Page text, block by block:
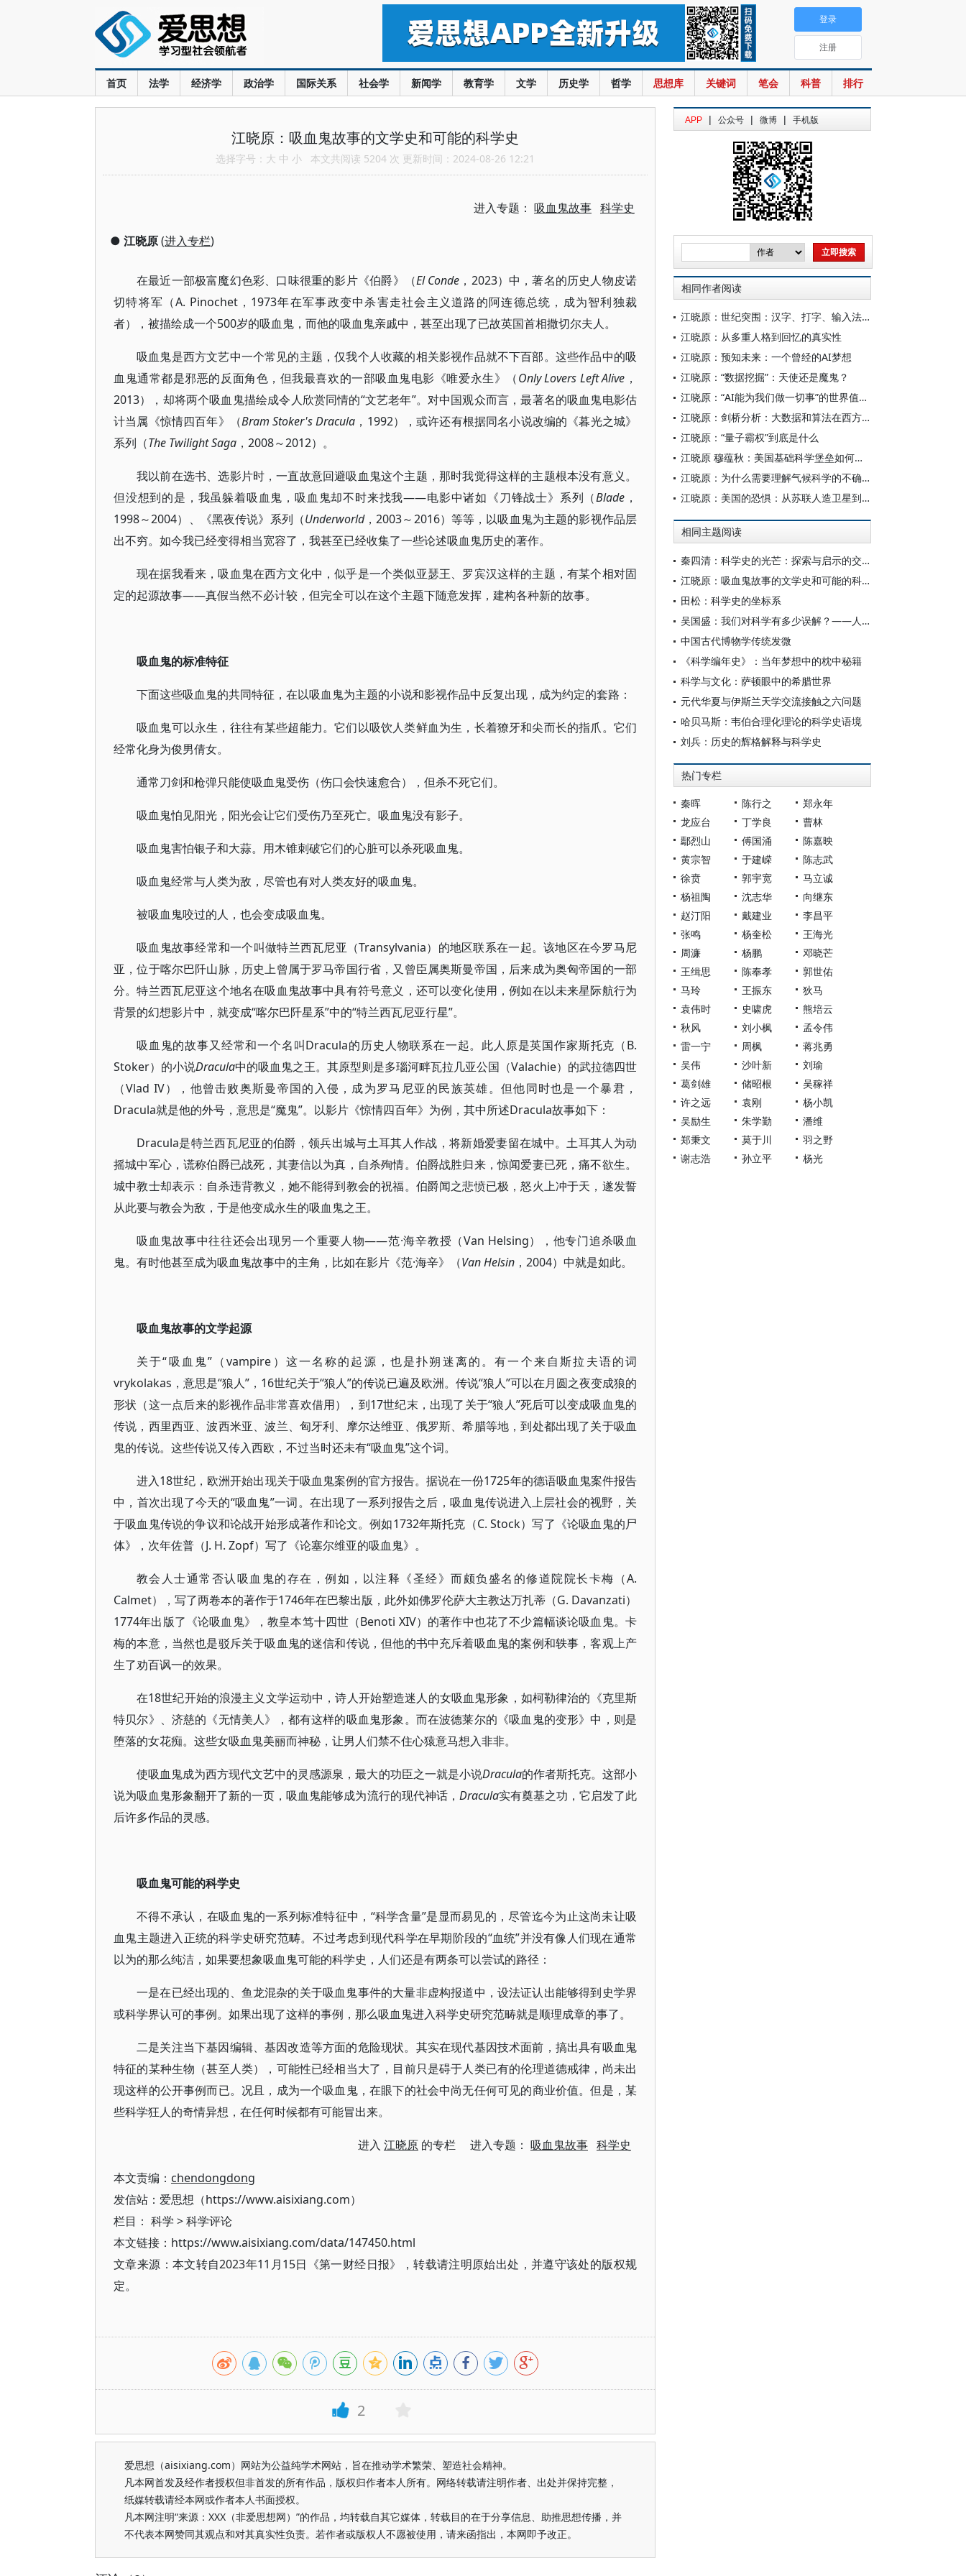
首页 法学 经济学 政治学 国际关系 社会学 新闻学 教育学 文学 历史学 哲学 思想库 关键词 笔会 科普 排行
登录
注册
江晓原：吸血鬼故事的文学史和可能的科学史
选择字号： 大 中 小 本文共阅读 5204 次 更新时间：2024-08-26 12:21
进入专题： 吸血鬼故事 科学史
● 江晓原(进入专栏)
在最近一部极富魔幻色彩、口味很重的影片《伯爵》（El Conde ，2023）中，著名的历史人物皮诺
切特将军（A. Pinochet，1973年在军事政变中杀害走社会主义道路的阿连德总统，成为智利独裁
者），被描绘成一个500岁的吸血鬼，而他的吸血鬼亲戚中，甚至出现了已故英国首相撒切尔夫人。
吸血鬼是西方文艺中一个常见的主题，仅我个人收藏的相关影视作品就不下百部。这些作品中的吸
血鬼通常都是邪恶的反面角色，但我最喜欢的一部吸血鬼电影《唯爱永生》（Only Lovers Left Alive ，
2013），却将两个吸血鬼描绘成令人欣赏同情的“文艺老年”。对中国观众而言，最著名的吸血鬼电影估
计当属《惊情四百年》（Bram Stoker's Dracula ，1992），或许还有根据同名小说改编的《暮光之城》
系列（The Twilight Saga ，2008～2012）。
我以前在选书、选影片时，一直故意回避吸血鬼这个主题，那时我觉得这样的主题根本没有意义。
但没想到的是，我虽躲着吸血鬼，吸血鬼却不时来找我——电影中诸如《刀锋战士》系列（Blade ，
1998～2004）、《黑夜传说》系列（Underworld，2003～2016）等等，以吸血鬼为主题的影视作品层
出不穷。如今我已经变得相当宽容了，我甚至已经收集了一些论述吸血鬼历史的著作。
现在据我看来，吸血鬼在西方文化中，似乎是一个类似亚瑟王、罗宾汉这样的主题，有某个相对固
定的起源故事——真假当然不必计较，但完全可以在这个主题下随意发挥，建构各种新的故事。
吸血鬼的标准特征
下面这些吸血鬼的共同特征，在以吸血鬼为主题的小说和影视作品中反复出现，成为约定的套路：
吸血鬼可以永生，往往有某些超能力。它们以吸饮人类鲜血为生，长着獠牙和尖而长的指爪。它们
经常化身为俊男倩女。
通常刀剑和枪弹只能使吸血鬼受伤（伤口会快速愈合），但杀不死它们。
吸血鬼怕见阳光，阳光会让它们受伤乃至死亡。吸血鬼没有影子。
吸血鬼害怕银子和大蒜。用木锥刺破它们的心脏可以杀死吸血鬼。
吸血鬼经常与人类为敌，尽管也有对人类友好的吸血鬼。
被吸血鬼咬过的人，也会变成吸血鬼。
吸血鬼故事经常和一个叫做特兰西瓦尼亚（Transylvania）的地区联系在一起。该地区在今罗马尼
亚，位于喀尔巴阡山脉，历史上曾属于罗马帝国行省，又曾臣属奥斯曼帝国，后来成为奥匈帝国的一部
分。特兰西瓦尼亚这个地名在吸血鬼故事中具有符号意义，还可以变化使用，例如在以未来星际航行为
背景的幻想影片中，就变成“喀尔巴阡星系”中的“特兰西瓦尼亚行星”。
吸血鬼的故事又经常和一个名叫Dracula的历史人物联系在一起。此人原是英国作家斯托克（B.
Stoker）的小说Dracula中的吸血鬼之王。其原型则是多瑙河畔瓦拉几亚公国（Valachie）的武拉德四世
（Vlad IV），他曾击败奥斯曼帝国的入侵，成为罗马尼亚的民族英雄。但他同时也是一个暴君，
Dracula就是他的外号，意思是“魔鬼”。以影片《惊情四百年》为例，其中所述Dracula故事如下：
Dracula是特兰西瓦尼亚的伯爵，领兵出城与土耳其人作战，将新婚爱妻留在城中。土耳其人为动
摇城中军心，谎称伯爵已战死，其妻信以为真，自杀殉情。伯爵战胜归来，惊闻爱妻已死，痛不欲生。
城中教士却表示：自杀违背教义，她不能得到教会的祝福。伯爵闻之悲愤已极，怒火上冲于天，遂发誓
从此要与教会为敌，于是他变成永生的吸血鬼之王。
吸血鬼故事中往往还会出现另一个重要人物——范·海辛教授（Van Helsing），他专门追杀吸血
鬼。有时他甚至成为吸血鬼故事中的主角，比如在影片《范·海辛》（Van Helsin ，2004）中就是如此。
吸血鬼故事的文学起源
关于“吸血鬼”（vampire）这一名称的起源，也是扑朔迷离的。有一个来自斯拉夫语的词
vrykolakas，意思是“狼人”，16世纪关于“狼人”的传说已遍及欧洲。传说“狼人”可以在月圆之夜变成狼的
形状（这一点后来的影视作品非常喜欢借用），到17世纪末，出现了关于“狼人”死后可以变成吸血鬼的
传说，西里西亚、波西米亚、波兰、匈牙利、摩尔达维亚、俄罗斯、希腊等地，到处都出现了关于吸血
鬼的传说。这些传说又传入西欧，不过当时还未有“吸血鬼”这个词。
进入18世纪，欧洲开始出现关于吸血鬼案例的官方报告。据说在一份1725年的德语吸血鬼案件报告
中，首次出现了今天的“吸血鬼”一词。在出现了一系列报告之后，吸血鬼传说进入上层社会的视野，关
于吸血鬼传说的争议和论战开始形成著作和论文。例如1732年斯托克（C. Stock）写了《论吸血鬼的尸
体》，次年佐普（J. H. Zopf）写了《论塞尔维亚的吸血鬼》。
教会人士通常否认吸血鬼的存在，例如，以注释《圣经》而颇负盛名的修道院院长卡梅（A.
Calmet），写了两卷本的著作于1746年在巴黎出版，此外如佛罗伦萨大主教达万扎蒂（G. Davanzati）
1774年出版了《论吸血鬼》，教皇本笃十四世（Benoti XIV）的著作中也花了不少篇幅谈论吸血鬼。卡
梅的本意，当然也是驳斥关于吸血鬼的迷信和传说，但他的书中充斥着吸血鬼的案例和轶事，客观上产
生了劝百讽一的效果。
在18世纪开始的浪漫主义文学运动中，诗人开始塑造迷人的女吸血鬼形象，如柯勒律治的《克里斯
特贝尔》、济慈的《无情美人》，都有这样的吸血鬼形象。而在波德莱尔的《吸血鬼的变形》中，则是
堕落的女花痴。这些女吸血鬼美丽而神秘，让男人们禁不住心猿意马想入非非。
使吸血鬼成为西方现代文艺中的灵感源泉，最大的功臣之一就是小说Dracula的作者斯托克。这部小
说为吸血鬼形象翻开了新的一页，吸血鬼能够成为流行的现代神话， Dracula实有奠基之功，它启发了此
后许多作品的灵感。
吸血鬼可能的科学史
不得不承认，在吸血鬼的一系列标准特征中，“科学含量”是显而易见的，尽管迄今为止这尚未让吸
血鬼主题进入正统的科学史研究范畴。不过考虑到现代科学在早期阶段的“血统”并没有像人们现在通常
以为的那么纯洁，如果要想象吸血鬼可能的科学史，人们还是有两条可以尝试的路径：
一是在已经出现的、鱼龙混杂的关于吸血鬼事件的大量非虚构报道中，设法证认出能够得到史学界
或科学界认可的事例。如果出现了这样的事例，那么吸血鬼进入科学史研究范畴就是顺理成章的事了。
二是关注当下基因编辑、基因改造等方面的危险现状。其实在现代基因技术面前，搞出具有吸血鬼
特征的某种生物（甚至人类），可能性已经相当大了，目前只是碍于人类已有的伦理道德戒律，尚未出
现这样的公开事例而已。况且，成为一个吸血鬼，在眼下的社会中尚无任何可见的商业价值。但是，某
些科学狂人的奇情异想，在任何时候都有可能冒出来。
进入 江晓原 的专栏 进入专题： 吸血鬼故事 科学史
本文责编： chendongdong
发信站：爱思想（https://www.aisixiang.com）
栏目： 科学 >科学评论
本文链接：https://www.aisixiang.com/data/147450.html
文章来源：本文转自2023年11月15日《第一财经日报》，转载请注明原始出处，并遵守该处的版权规
定。
2
爱思想（aisixiang.com）网站为公益纯学术网站，旨在推动学术繁荣、塑造社会精神。
凡本网首发及经作者授权但非首发的所有作品，版权归作者本人所有。网络转载请注明作者、出处并保持完整，
纸媒转载请经本网或作者本人书面授权。
凡本网注明“来源：XXX（非爱思想网）”的作品，均转载自其它媒体，转载目的在于分享信息、助推思想传播，并
不代表本网赞同其观点和对其真实性负责。若作者或版权人不愿被使用，请来函指出，本网即予改正。
APP | 公众号 | 微博 | 手机版
相同作者阅读
江晓原：世纪突围：汉字、打字、输入法与中国文化的命运
江晓原：从多重人格到回忆的真实性
江晓原：预知未来：一个曾经的AI梦想
江晓原：“数据挖掘”：天使还是魔鬼？
江晓原：“AI能为我们做一切事”的世界值得期待吗？
江晓原：剑桥分析：大数据和算法在西方当代政治中的隐秘角色
江晓原：“量子霸权”到底是什么
江晓原 穆蕴秋：美国基础科学堡垒如何从内部沦陷
江晓原：为什么需要理解气候科学的不确定性
江晓原：美国的恐惧：从苏联人造卫星到中国高空气球
相同主题阅读
秦四清：科学史的光芒：探索与启示的交响曲
江晓原：吸血鬼故事的文学史和可能的科学史
田松：科学史的坐标系
吴国盛：我们对科学有多少误解？——人文清华讲坛吴国盛演讲实录
中国古代博物学传统发微
《科学编年史》：当年梦想中的枕中秘籍
科学与文化：萨顿眼中的希腊世界
元代华夏与伊斯兰天学交流接触之六问题
哈贝马斯：韦伯合理化理论的科学史语境
刘兵：历史的辉格解释与科学史
热门专栏
秦晖 陈行之
郑永年
龙应台
丁学良
曹林
鄢烈山
傅国涌
陈嘉映
黄宗智
于建嵘
陈志武
徐贲
郭宇宽
马立诚
杨祖陶
沈志华
向继东
赵汀阳
戴建业
李昌平
张鸣
杨奎松
王海光
周濂
杨鹏
邓晓芒
王缉思
陈奉孝
郭世佑
马玲
王振东
狄马
袁伟时
史啸虎
熊培云
秋风
刘小枫
孟令伟
雷一宁
周枫
蒋兆勇
吴伟
沙叶新
刘瑜
葛剑雄
储昭根
吴稼祥
许之远
袁刚
杨小凯
吴励生
朱学勤
潘维
郑秉文
莫于川
羽之野
谢志浩
孙立平 杨光